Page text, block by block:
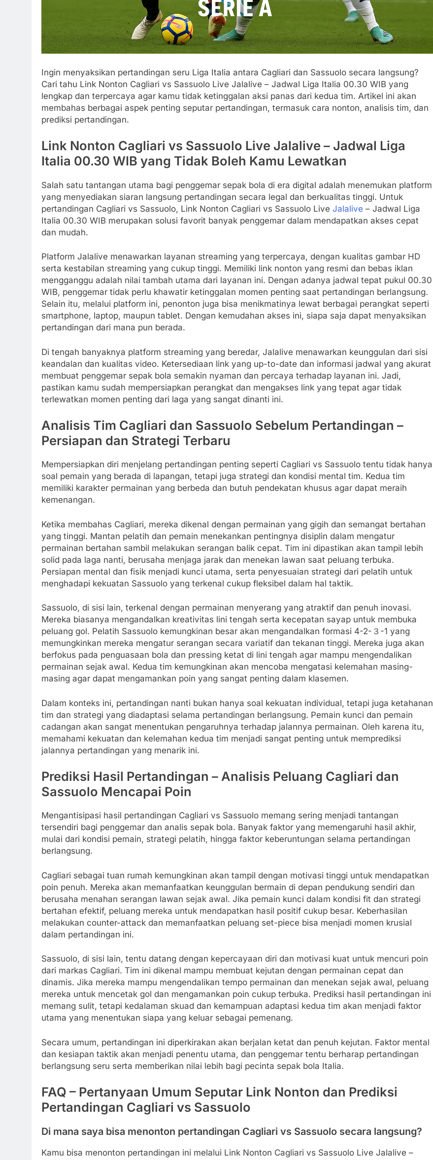
Ingin menyaksikan pertandingan seru Liga Italia antara Cagliari dan Sassuolo secara langsung?
Cari tahu Link Nonton Cagliari vs Sassuolo Live Jalalive – Jadwal Liga Italia 00.30 WIB yang
lengkap dan terpercaya agar kamu tidak ketinggalan aksi panas dari kedua tim. Artikel ini akan
membahas berbagai aspek penting seputar pertandingan, termasuk cara nonton, analisis tim, dan
prediksi pertandingan.
Link Nonton Cagliari vs Sassuolo Live Jalalive – Jadwal Liga
Italia 00.30 WIB yang Tidak Boleh Kamu Lewatkan
Salah satu tantangan utama bagi penggemar sepak bola di era digital adalah menemukan platform
yang menyediakan siaran langsung pertandingan secara legal dan berkualitas tinggi. Untuk
pertandingan Cagliari vs Sassuolo, Link Nonton Cagliari vs Sassuolo Live Jalalive – Jadwal Liga
Italia 00.30 WIB merupakan solusi favorit banyak penggemar dalam mendapatkan akses cepat
dan mudah.
Platform Jalalive menawarkan layanan streaming yang terpercaya, dengan kualitas gambar HD
serta kestabilan streaming yang cukup tinggi. Memiliki link nonton yang resmi dan bebas iklan
mengganggu adalah nilai tambah utama dari layanan ini. Dengan adanya jadwal tepat pukul 00.30
WIB, penggemar tidak perlu khawatir ketinggalan momen penting saat pertandingan berlangsung.
Selain itu, melalui platform ini, penonton juga bisa menikmatinya lewat berbagai perangkat seperti
smartphone, laptop, maupun tablet. Dengan kemudahan akses ini, siapa saja dapat menyaksikan
pertandingan dari mana pun berada.
Di tengah banyaknya platform streaming yang beredar, Jalalive menawarkan keunggulan dari sisi
keandalan dan kualitas video. Ketersediaan link yang up-to-date dan informasi jadwal yang akurat
membuat penggemar sepak bola semakin nyaman dan percaya terhadap layanan ini. Jadi,
pastikan kamu sudah mempersiapkan perangkat dan mengakses link yang tepat agar tidak
terlewatkan momen penting dari laga yang sangat dinanti ini.
Analisis Tim Cagliari dan Sassuolo Sebelum Pertandingan –
Persiapan dan Strategi Terbaru
Mempersiapkan diri menjelang pertandingan penting seperti Cagliari vs Sassuolo tentu tidak hanya
soal pemain yang berada di lapangan, tetapi juga strategi dan kondisi mental tim. Kedua tim
memiliki karakter permainan yang berbeda dan butuh pendekatan khusus agar dapat meraih
kemenangan.
Ketika membahas Cagliari, mereka dikenal dengan permainan yang gigih dan semangat bertahan
yang tinggi. Mantan pelatih dan pemain menekankan pentingnya disiplin dalam mengatur
permainan bertahan sambil melakukan serangan balik cepat. Tim ini dipastikan akan tampil lebih
solid pada laga nanti, berusaha menjaga jarak dan menekan lawan saat peluang terbuka.
Persiapan mental dan fisik menjadi kunci utama, serta penyesuaian strategi dari pelatih untuk
menghadapi kekuatan Sassuolo yang terkenal cukup fleksibel dalam hal taktik.
Sassuolo, di sisi lain, terkenal dengan permainan menyerang yang atraktif dan penuh inovasi.
Mereka biasanya mengandalkan kreativitas lini tengah serta kecepatan sayap untuk membuka
peluang gol. Pelatih Sassuolo kemungkinan besar akan mengandalkan formasi 4-2-３-1 yang
memungkinkan mereka mengatur serangan secara variatif dan tekanan tinggi. Mereka juga akan
berfokus pada penguasaan bola dan pressing ketat di lini tengah agar mampu mengendalikan
permainan sejak awal. Kedua tim kemungkinan akan mencoba mengatasi kelemahan masing-
masing agar dapat mengamankan poin yang sangat penting dalam klasemen.
Dalam konteks ini, pertandingan nanti bukan hanya soal kekuatan individual, tetapi juga ketahanan
tim dan strategi yang diadaptasi selama pertandingan berlangsung. Pemain kunci dan pemain
cadangan akan sangat menentukan pengaruhnya terhadap jalannya permainan. Oleh karena itu,
memahami kekuatan dan kelemahan kedua tim menjadi sangat penting untuk memprediksi
jalannya pertandingan yang menarik ini.
Prediksi Hasil Pertandingan – Analisis Peluang Cagliari dan
Sassuolo Mencapai Poin
Mengantisipasi hasil pertandingan Cagliari vs Sassuolo memang sering menjadi tantangan
tersendiri bagi penggemar dan analis sepak bola. Banyak faktor yang memengaruhi hasil akhir,
mulai dari kondisi pemain, strategi pelatih, hingga faktor keberuntungan selama pertandingan
berlangsung.
Cagliari sebagai tuan rumah kemungkinan akan tampil dengan motivasi tinggi untuk mendapatkan
poin penuh. Mereka akan memanfaatkan keunggulan bermain di depan pendukung sendiri dan
berusaha menahan serangan lawan sejak awal. Jika pemain kunci dalam kondisi fit dan strategi
bertahan efektif, peluang mereka untuk mendapatkan hasil positif cukup besar. Keberhasilan
melakukan counter-attack dan memanfaatkan peluang set-piece bisa menjadi momen krusial
dalam pertandingan ini.
Sassuolo, di sisi lain, tentu datang dengan kepercayaan diri dan motivasi kuat untuk mencuri poin
dari markas Cagliari. Tim ini dikenal mampu membuat kejutan dengan permainan cepat dan
dinamis. Jika mereka mampu mengendalikan tempo permainan dan menekan sejak awal, peluang
mereka untuk mencetak gol dan mengamankan poin cukup terbuka. Prediksi hasil pertandingan ini
memang sulit, tetapi kedalaman skuad dan kemampuan adaptasi kedua tim akan menjadi faktor
utama yang menentukan siapa yang keluar sebagai pemenang.
Secara umum, pertandingan ini diperkirakan akan berjalan ketat dan penuh kejutan. Faktor mental
dan kesiapan taktik akan menjadi penentu utama, dan penggemar tentu berharap pertandingan
berlangsung seru serta memberikan nilai lebih bagi pecinta sepak bola Italia.
FAQ – Pertanyaan Umum Seputar Link Nonton dan Prediksi
Pertandingan Cagliari vs Sassuolo
Di mana saya bisa menonton pertandingan Cagliari vs Sassuolo secara langsung?
Kamu bisa menonton pertandingan ini melalui Link Nonton Cagliari vs Sassuolo Live Jalalive –